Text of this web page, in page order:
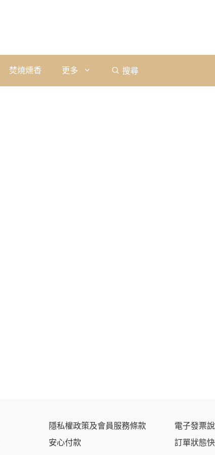
焚燒燻香 更多 搜尋
隱私權政策及會員服務條款
安心付款
電子發票
訂單狀態